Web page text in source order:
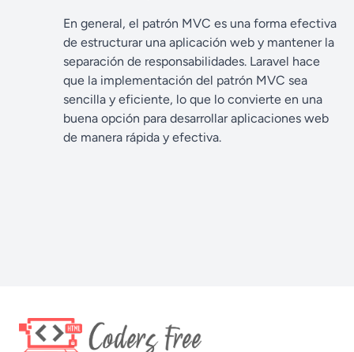
En general, el patrón MVC es una forma efectiva
de estructurar una aplicación web y mantener la
separación de responsabilidades. Laravel hace
que la implementación del patrón MVC sea
sencilla y eficiente, lo que lo convierte en una
buena opción para desarrollar aplicaciones web
de manera rápida y efectiva.